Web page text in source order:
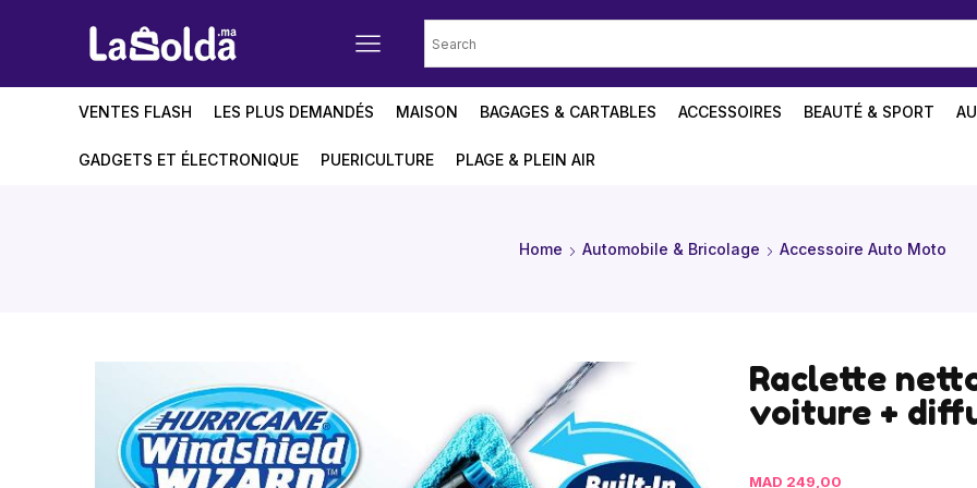
VENTES FLASH LES PLUS DEMANDÉS MAISON BAGAGES & CARTABLES ACCESSOIRES BEAUTÉ & SPORT
GADGETS ET ÉLECTRONIQUE PUERICULTURE PLAGE & PLEIN AIR
Home Automobile & Bricolage Accessoire Auto Moto
Raclette
voiture +
MAD 249,00